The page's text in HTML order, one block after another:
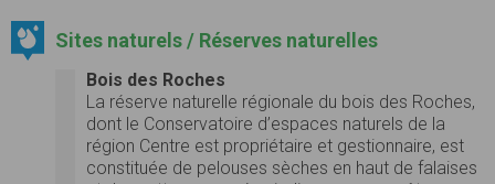
Sites naturels / Réserves naturelles
Bois des Roches
La réserve naturelle régionale du bois des Roches,
dont le Conservatoire d’espaces naturels de la
région Centre est propriétaire et gestionnaire, est
constituée de pelouses sèches en haut de falaises